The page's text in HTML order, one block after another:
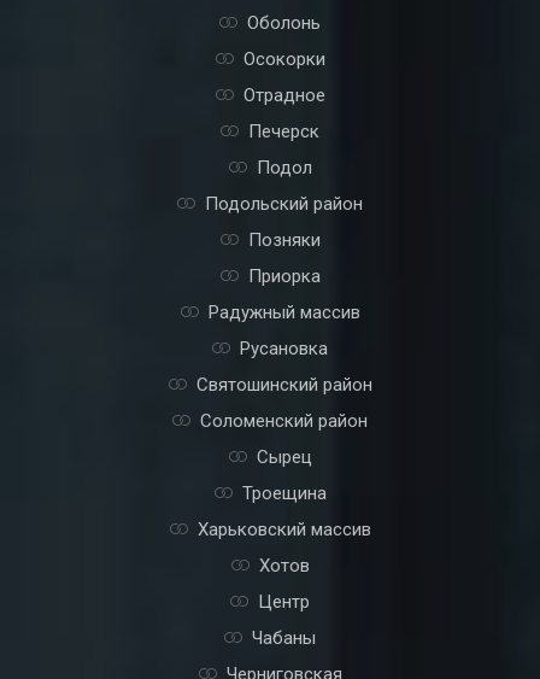
Оболонь
Осокорки
Отрадное
Печерск
Подол
Подольский район
Позняки
Приорка
Радужный массив
Русановка
Святошинский район
Соломенский район
Сырец
Троещина
Харьковский массив
Хотов
Центр
Чабаны
Черниговская